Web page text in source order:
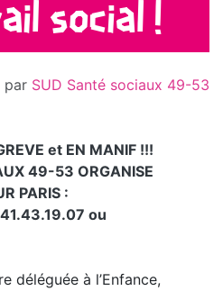
social !
par SUD Santé sociaux 49-53
et EN MANIF !!!
49-53 ORGANISE
PARIS :
ou
déléguée à l’Enfance,